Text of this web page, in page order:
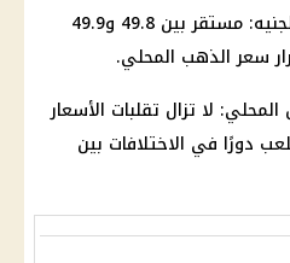
2. سعر صرف الدولار مقابل الجنيه: مستقر بين 49.8 و49.9
سعر الذهب المحلي.
لا تزال تقلبات الأسعار
دورًا في الاختلافات بين